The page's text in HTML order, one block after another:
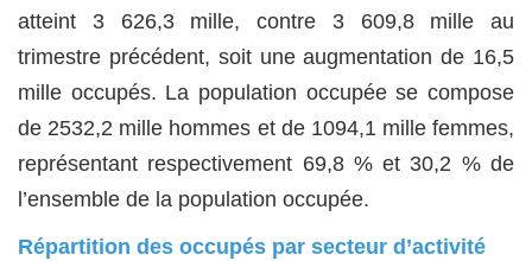
atteint 3 626,3 mille, contre 3 609,8 mille au
trimestre précédent, soit une augmentation de 16,5
mille occupés. La population occupée se compose
de 2532,2 mille hommes et de 1094,1 mille femmes,
représentant respectivement 69,8 % et 30,2 % de
l’ensemble de la population occupée.
Répartition des occupés par secteur d’activité